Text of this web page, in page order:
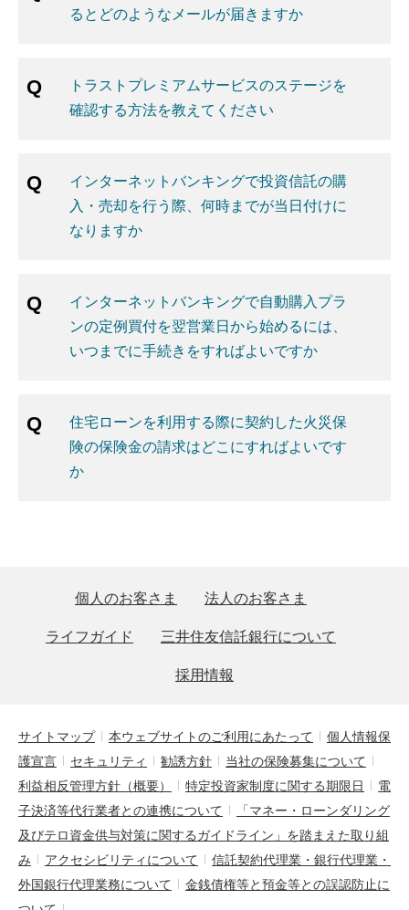
るとどのようなメールが届きますか
トラストプレミアムサービスのステージを
確認する方法を教えてください
インターネットバンキングで投資信託の購
入・売却を行う際、何時までが当日付けに
なりますか
インターネットバンキングで自動購入プラ
ンの定例買付を翌営業日から始めるには、
いつまでに手続きをすればよいですか
住宅ローンを利用する際に契約した火災保
険の保険金の請求はどこにすればよいです
か
個人のお客さま
法人のお客さま
ライフガイド
三井住友信託銀行について
採用情報
サイトマップ 本ウェブサイトのご利用にあたって
個人情報保
護宣言
セキュリティ 勧誘方針
当社の保険募集について
利益相反管理方針（概要）
特定投資家制度に関する期限日
電
子決済等代行業者との連携について
「マネー・ローンダリング
及びテロ資金供与対策に関するガイドライン」を踏まえた取り組
み
アクセシビリティについて
信託契約代理業・銀行代理業・
外国銀行代理業務について
金銭債権等と預金等との誤認防止に